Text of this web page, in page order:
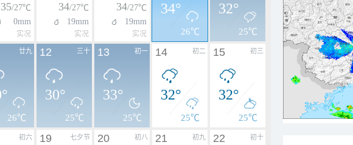
35/27℃
0mm
实况
34/27℃
19mm
实况
34/27℃
19mm
实况
34°
26℃
32°
25℃
廿九
26℃
三十
12
30°
25℃
初一
13
33°
25℃
初二
14
32°
25℃
初三
15
32°
25℃
初六 七夕节
19 初八
20 初九
21 初十
22